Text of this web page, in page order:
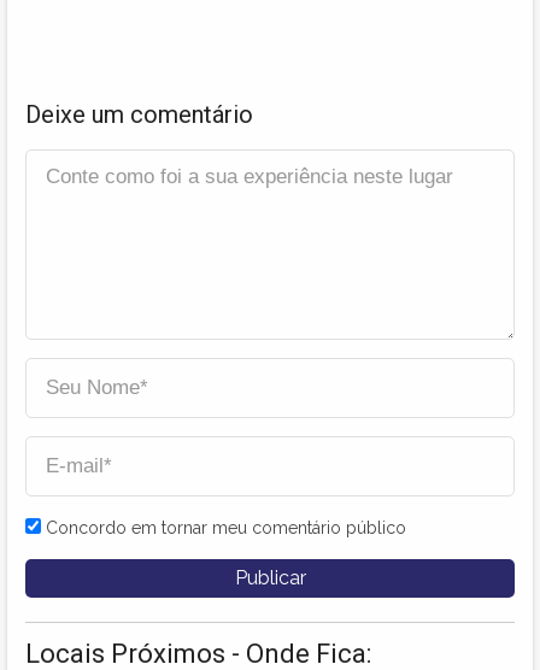
Deixe um comentário
Concordo em tornar meu comentário público
Locais Próximos - Onde Fica: